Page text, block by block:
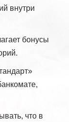
внутри
бонусы
что в